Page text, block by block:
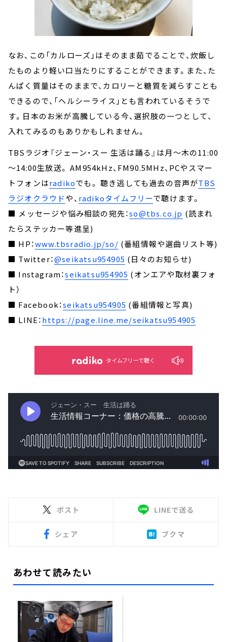
なお、この「カルローズ」はそのまま茹でることで、炊飯し
たものより軽い口当たりにすることができます。また、た
んぱく質量はそのままで、カロリーと糖質を減らすことも
できるので、「ヘルシーライス」とも言われているそうで
す。日本のお米が高騰している今、選択肢の一つとして、
入れてみるのもありかもしれません。
TBSラジオ『ジェーン・スー 生活は踊る』は月～木の11:00
～14:00生放送。 AM954kHz、FM90.5MHz、PCやスマー
トフォンはradikoでも。 聴き逃しても過去の音声がTBS
ラジオクラウドや、 radikoタイムフリーで聴けます。
■ メッセージや悩み相談の宛先：so@tbs.co.jp (読まれ
たらステッカー等進呈)
■ HP：www.tbsradio.jp/so/ (番組情報や選曲リスト等)
■ Twitter：@seikatsu954905 (日々のお知らせ)
■ Instagram：seikatsu954905 (オンエアや取材裏フォ
ト）
■ Facebook：seikatsu954905 (番組情報と写真)
■ LINE：https://page.line.me/seikatsu954905
タイムフリーで聴く
ポスト LINEで送る
シェア ブクマ
あわせて読みたい